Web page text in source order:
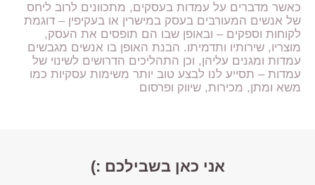
כאשר מדברים על עמדות בעסקים, מתכוונים לרוב ליחס
של אנשים המעורבים בעסק במישרין או בעקיפין – דוגמת
לקוחות וספקים – ובאופן שבו הם תופסים את העסק,
מוצריו, שירותיו ותדמיתו. הבנת האופן בו אנשים מגבשים
עמדות ומגנים עליהן, וכן התהליכים הדרושים לשינוי של
עמדות – תסייע לנו לבצע טוב יותר משימות עסקיות כמו
משא ומתן, מכירות, שיווק ופרסום
אני כאן בשבילכם :)